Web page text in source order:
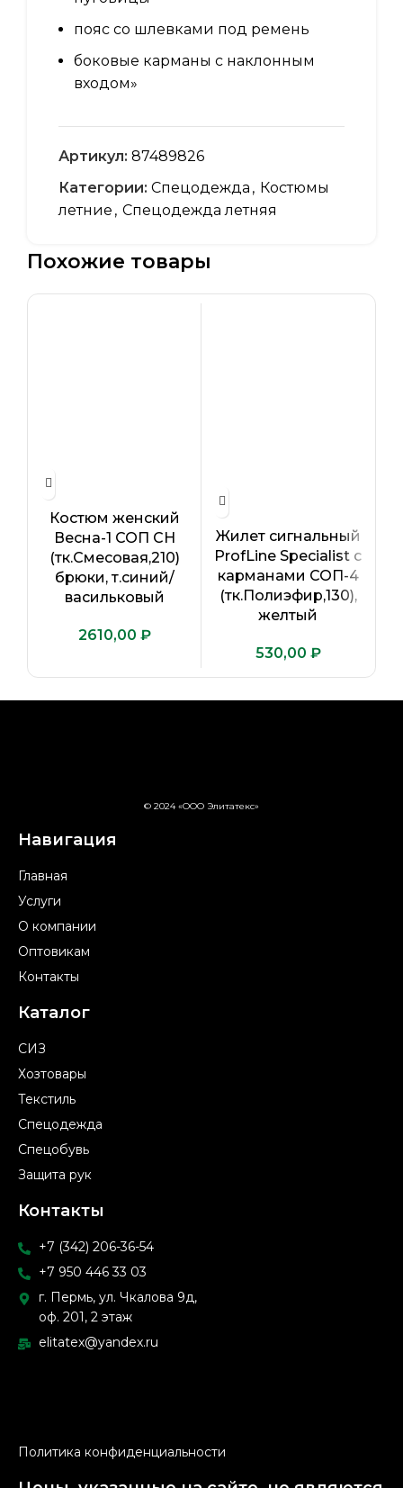
пояс со шлевками под ремень
боковые карманы с наклонным
входом»
Артикул: 87489826
Категории: Спецодежда , Костюмы
летние , Спецодежда летняя
Похожие товары
Костюм женский
Весна-1 СОП CH
(тк.Смесовая,210)
брюки, т.синий/
васильковый
₽
Жилет сигнальный
ProfLine Specialist с
карманами СОП-4
(тк.Полиэфир,130),
желтый
₽
© 2024 «ООО Элитатекс»
Навигация
Главная
Услуги
О компании
Оптовикам
Контакты
Каталог
СИЗ
Хозтовары
Текстиль
Спецодежда
Спецобувь
Защита рук
Контакты
+7 (342) 206-36-54
+7 950 446 33 03
г. Пермь, ул. Чкалова 9д,
оф. 201, 2 этаж
elitatex@yandex.ru
Политика конфиденциальности